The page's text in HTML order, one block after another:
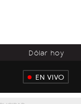
Dólar hoy
EN VIVO